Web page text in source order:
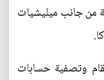
من جانب ميليشيات
وتصفية حسابات